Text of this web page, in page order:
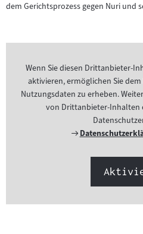
dem Gerichtsprozess gegen Nuri und
Wenn Sie diesen Drittanbieter-
aktivieren, ermöglichen Sie
Nutzungsdaten zu erheben.
von Drittanbieter-Inhalten
Externer